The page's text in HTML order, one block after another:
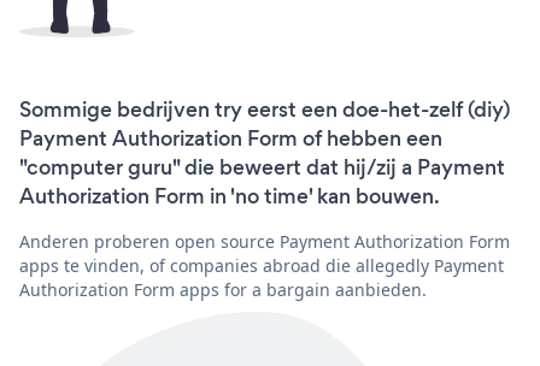
Sommige bedrijven try eerst een doe-het-zelf (diy)
Payment Authorization Form of hebben een
"computer guru" die beweert dat hij/zij a Payment
Authorization Form in 'no time' kan bouwen.
Anderen proberen open source Payment Authorization Form
apps te vinden, of companies abroad die allegedly Payment
Authorization Form apps for a bargain aanbieden.